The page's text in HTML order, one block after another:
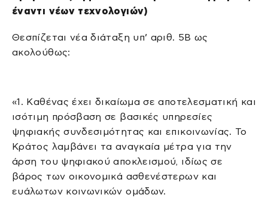
έναντι νέων τεχνολογιών)
Θεσπίζεται νέα διάταξη υπ’ αριθ. 5Β ως
ακολούθως:
«1. Καθένας έχει δικαίωμα σε αποτελεσματική και
ισότιμη πρόσβαση σε βασικές υπηρεσίες
ψηφιακής συνδεσιμότητας και επικοινωνίας. Το
Κράτος λαμβάνει τα αναγκαία μέτρα για την
άρση του ψηφιακού αποκλεισμού, ιδίως σε
βάρος των οικονομικά ασθενέστερων και
ευάλωτων κοινωνικών ομάδων.